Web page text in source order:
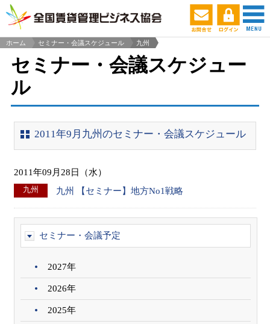
ホーム
セミナー・会議スケジュール
九州
セミナー・会議スケジュー
ル
2011年9月九州のセミナー・会議スケジュール
2011年09月28日（水）
九州 九州 【セミナー】地方No1戦略
セミナー・会議予定
2027年
2026年
2025年